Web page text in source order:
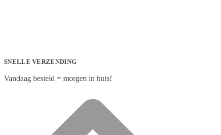
SNELLE VERZENDING
Vandaag besteld = morgen in huis!